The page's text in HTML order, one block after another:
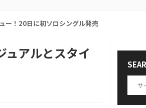
璧なビジュアル！
アルとスタイ